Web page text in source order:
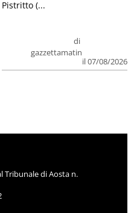
di
gazzettamatin
il 07/08/2026
Pistritto (...
Tribunale di Aosta n.